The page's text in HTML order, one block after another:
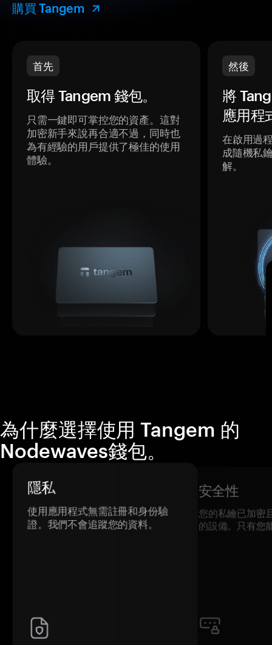
購買 Tangem
首先
取得 Tangem 錢包。
只需一鍵即可掌控您的資產。這對
加密新手來說再合適不過，同時也
為有經驗的用戶提供了極佳的使用
體驗。
然後
將
應用程
在啟用過
成隨機私
解。
為什麼選擇使用 Tangem 的
Nodewaves錢包。
隱私
使用應用程式無需註冊和身份驗
證。我們不會追蹤您的資料。
安全性
您的私鑰已加密
的設備。只有您